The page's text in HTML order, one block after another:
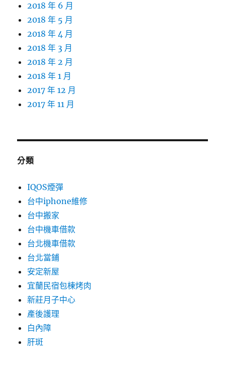
2018 年 6 月
2018 年 5 月
2018 年 4 月
2018 年 3 月
2018 年 2 月
2018 年 1 月
2017 年 12 月
2017 年 11 月
分類
IQOS煙彈
台中iphone維修
台中搬家
台中機車借款
台北機車借款
台北當鋪
安定新屋
宜蘭民宿包棟烤肉
新莊月子中心
產後護理
白內障
肝斑